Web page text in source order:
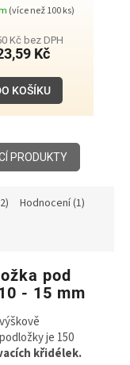
(více než 100 ks)
Kč bez DPH
Kč
KOŠÍKU
PRODUKTY
Hodnocení (1)
pod
- 15 mm
je 150
křidélek.